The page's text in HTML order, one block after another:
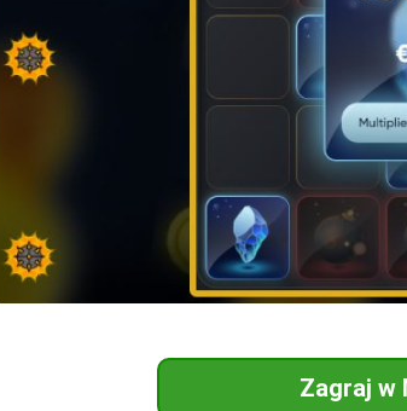
Zagraj w